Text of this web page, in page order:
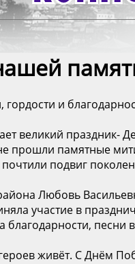
и
великий праздник-
прошли памятные
подвиг
Любовь
участие в
благодарности,
живёт. С Днём